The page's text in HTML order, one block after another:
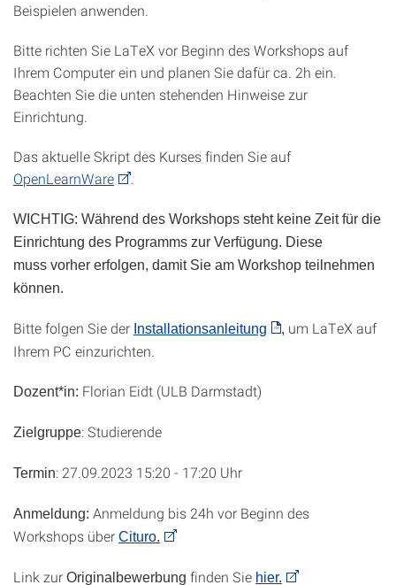
Beispielen anwenden.
Bitte richten Sie LaTeX vor Beginn des Workshops auf
Ihrem Computer ein und planen Sie dafür ca. 2h ein.
Beachten Sie die unten stehenden Hinweise zur
Einrichtung.
Das aktuelle Skript des Kurses finden Sie auf
OpenLearnWare
WICHTIG: Während des Workshops steht keine Zeit für die
Einrichtung des Programms zur Verfügung. Diese
muss vorher erfolgen, damit Sie am Workshop teilnehmen
können.
Bitte folgen Sie der Installationsanleitung , um LaTeX auf
Ihrem PC einzurichten.
Dozent*in: Florian Eidt (ULB Darmstadt)
Zielgruppe: Studierende
Termin: 27.09.2023 15:20 - 17:20 Uhr
Anmeldung: Anmeldung bis 24h vor Beginn des
Workshops über Cituro.
Link zur Originalbewerbung finden Sie hier.